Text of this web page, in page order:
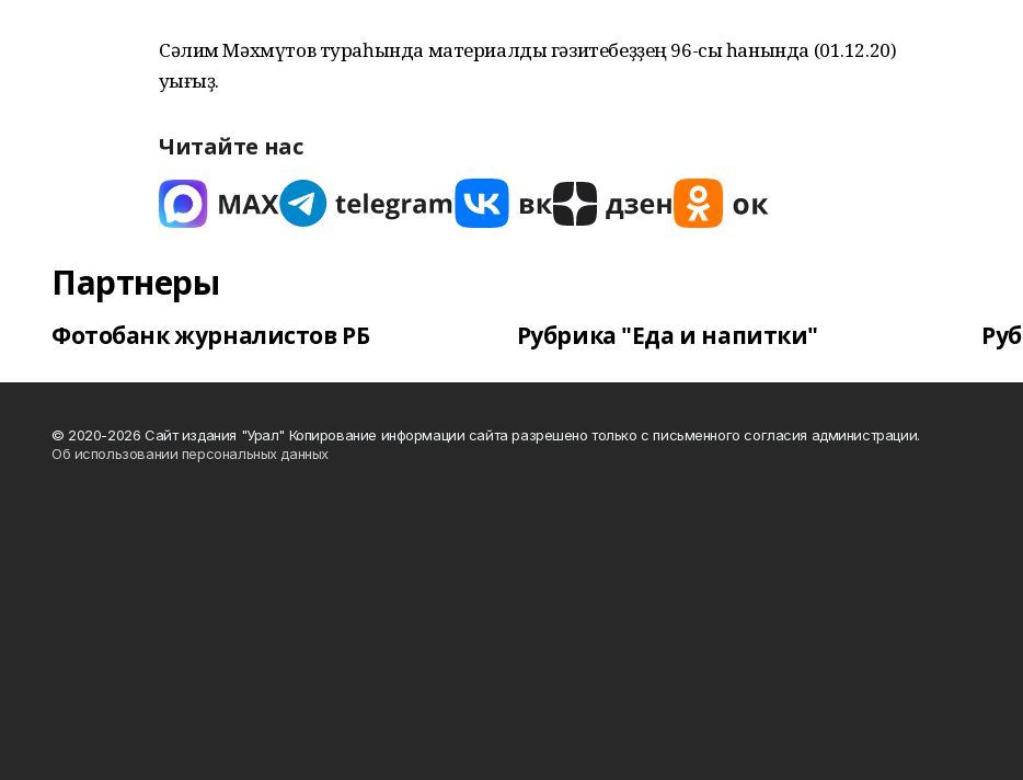
Сәлим Мәхмүтов тураһында материалды гәзитебеҙҙең 96-сы һанында (01.12.20)
уҡығыҙ.
Читайте нас
Партнеры
Фотобанк журналистов РБ Рубрика "Еда и напитки"
© 2020-2026 Сайт издания "Урал" Копирование информации сайта разрешено только с письменного согласия администрации.
Об использовании персональных данных